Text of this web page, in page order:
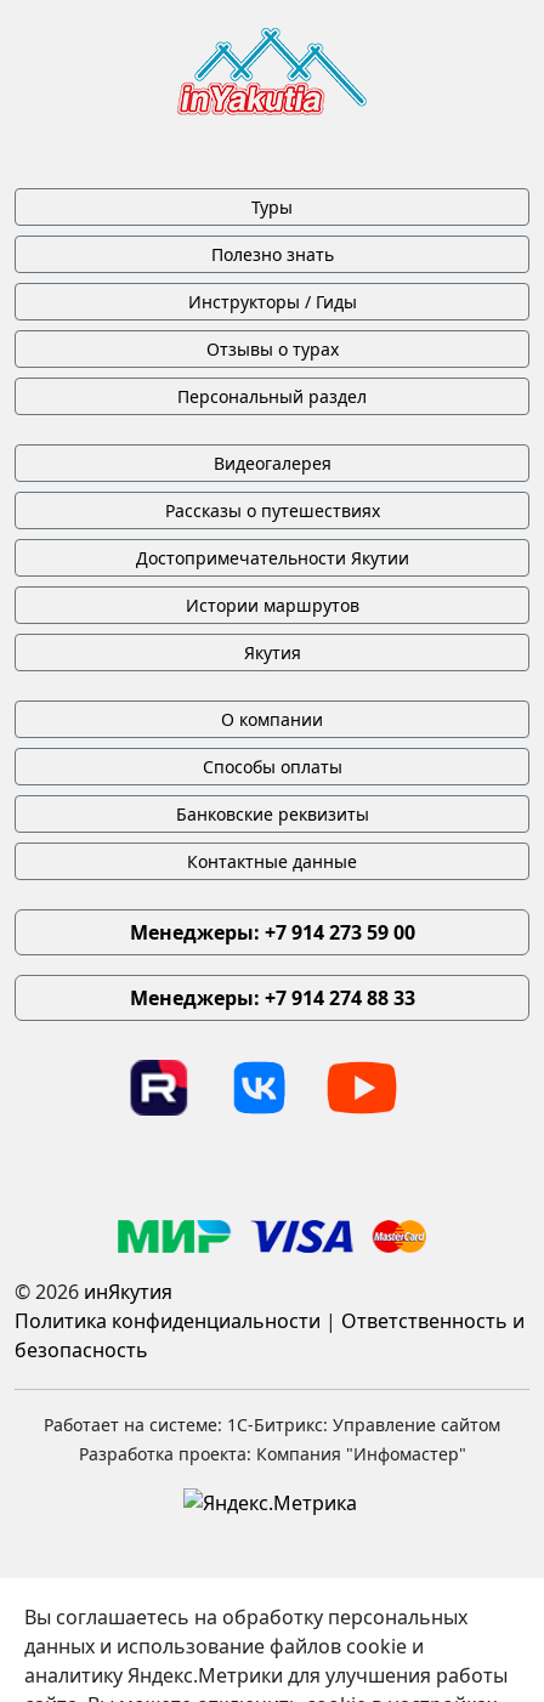
Туры
Полезно знать
Инструкторы / Гиды
Отзывы о турах
Персональный раздел
Видеогалерея
Рассказы о путешествиях
Достопримечательности Якутии
Истории маршрутов
Якутия
О компании
Способы оплаты
Банковские реквизиты
Контактные данные
Менеджеры: +7 914 273 59 00
Менеджеры: +7 914 274 88 33
© 2026 инЯкутия
Политика конфиденциальности | Ответственность и
безопасность
Работает на системе: 1С-Битрикс: Управление сайтом
Разработка проекта: Компания "Инфомастер"
Вы соглашаетесь на обработку персональных
данных и использование файлов cookie и
аналитику Яндекс.Метрики для улучшения работы